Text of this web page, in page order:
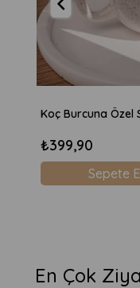
Koç Burcuna Özel
₺399,90
Sepete
En Çok